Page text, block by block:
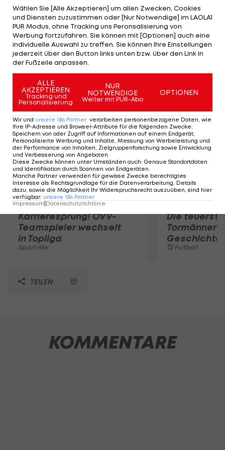
klargemacht, dass er in der kommenden Saison
kaum zum Einsatz kommen werde. Dem 26-
Jährigen wird nun nahegelegt, sich für einen
neuen Verein zu entscheiden. Ein Angebot von
OSC Lille schlug Afellay bereits aus, Inter und
Juventus gelten als weitere Interessenten.
Mehr zum Thema
Karrieresprung! ÖVV-
Teamspieler wechselt
in Topliga
Sport-Mix
Die
Tormänner
Geschichte
Fußball
TEILEN
KOMMENTARE
Wählen Sie [Alle Akzeptieren] um allen Zwecken, Cookies
und Diensten zuzustimmen oder [Nur Notwendige] im LAOLA1
PUR Modus, ohne Tracking uns Peronsalisierung von
Werbung fortzufahren. Sie können mit [Optionen] auch eine
individuelle Auswahl zu treffen. Sie können Ihre Einstellungen
jederzeit über den Button links unten bzw. über den Link in
der Fußzeile anpassen.
ALLE
AKZEPTIEREN
Tracking und
Personalisierung
NUR
NOTWENDIGE
Weiter mit PUR-Abo
OPTIONEN
Wir und unsere 186 Partner verarbeiten personenbezogene Daten, wie
Ihre IP-Adresse und Browser-Attribute für die folgenden Zwecke:
Speichern von oder Zugriff auf Informationen auf einem Endgerät;
Personalisierte Werbung und Inhalte, Messung von Werbeleistung und
der Performance von Inhalten, Zielgruppenforschung sowie Entwicklung
und Verbesserung von Angeboten.
Diese Zwecke können unter Umständen auch: Genaue Standortdaten
und Identifikation durch Scannen von Endgeräten.
Manche Partner verwenden für gewisse Zwecke berechtigtes
Interesse als Rechtsgrundlage für die Datenverarbeitung. Details
dazu, sowie die Möglichkeit Ihr Widerspruchsrecht auszuüben, sind hier
verfügbar: unsere 186 Partner
Impressum Datenschutzrichtlinie